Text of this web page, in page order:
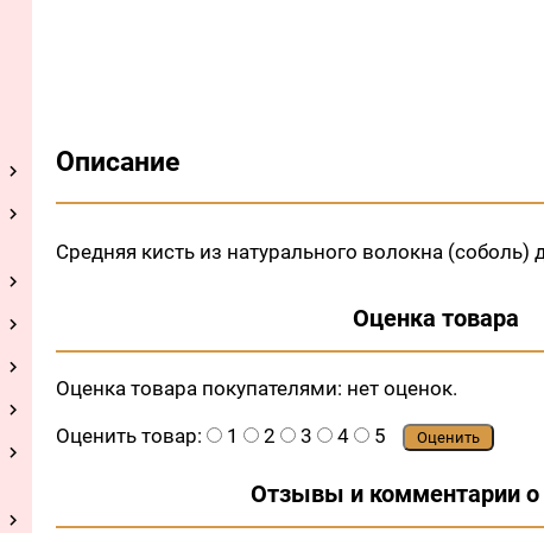
Описание
Средняя кисть из натурального волокна (соболь)
Оценка товара
Оценка товара покупателями: нет оценок.
Оценить товар:
1 2 3 4 5 Оценить
Отзывы и комментарии о